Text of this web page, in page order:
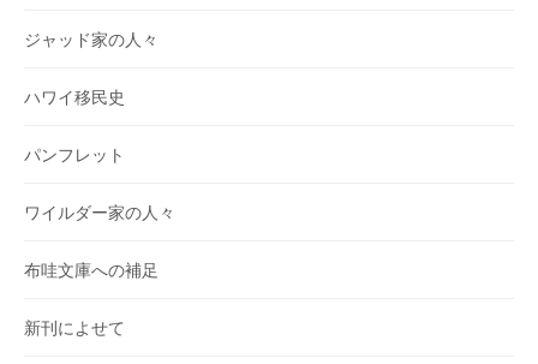
ジャッド家の人々
ハワイ移民史
パンフレット
ワイルダー家の人々
布哇文庫への補足
新刊によせて